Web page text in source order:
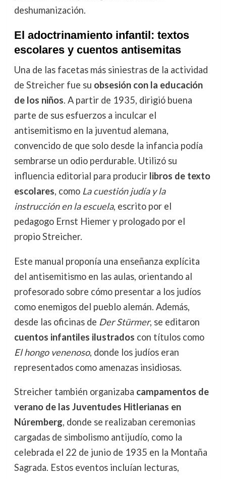
deshumanización.
El adoctrinamiento infantil: textos
escolares y cuentos antisemitas
Una de las facetas más siniestras de la actividad
de Streicher fue su obsesión con la educación
de los niños. A partir de 1935, dirigió buena
parte de sus esfuerzos a inculcar el
antisemitismo en la juventud alemana,
convencido de que solo desde la infancia podía
sembrarse un odio perdurable. Utilizó su
influencia editorial para producir libros de texto
escolares, como La cuestión judía y la
instrucción en la escuela, escrito por el
pedagogo Ernst Hiemer y prologado por el
propio Streicher.
Este manual proponía una enseñanza explícita
del antisemitismo en las aulas, orientando al
profesorado sobre cómo presentar a los judíos
como enemigos del pueblo alemán. Además,
desde las oficinas de Der Stürmer, se editaron
cuentos infantiles ilustrados con títulos como
El hongo venenoso, donde los judíos eran
representados como amenazas insidiosas.
Streicher también organizaba campamentos de
verano de las Juventudes Hitlerianas en
Núremberg, donde se realizaban ceremonias
cargadas de simbolismo antijudío, como la
celebrada el 22 de junio de 1935 en la Montaña
Sagrada. Estos eventos incluían lecturas,